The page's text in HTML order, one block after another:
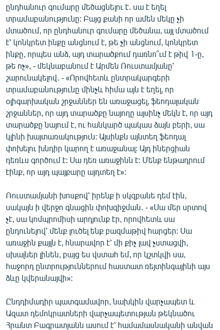
ընդհանուր գումարը մեծացնելու է․ սա է եղել
տրամաբանությունը: Բայց քանի որ ամեն մեկը չի
մտածում, որ ընդհանուր գումարը մեծանա, այլ մտածում
է՝ կոնկրետ ինքը անցնում է, թե չի անցնում, կոնկրետ
ինքը, որպես անձ, այդ տարածքում դառնո՞ւմ է թիվ 1-ը,
թե ոչ», - մեկնաբանում է Արմեն Ռուստամյանը՝
շարունակելով․ - «Որովհետև ընտրակարգերի
տրամաբանությունը մինչև հիմա այն է եղել, որ
օլիգարխական շրջաններ են առաջացել, ֆեոդալական
շրջաններ, որ այդ տարածքը նայողը այսինչ մեկն է, որ այդ
տարածքը նայում է, ու հանկարծ պակաս ձայն բերի, սա
կլինի խայտառակություն: Այսինքն այնտեղ ֆեոդալ
փոխելու խնդիր կարող է առաջանալ: Այդ իներցիան
դեռևս գործում է: Սա դեռ առաջինն է: Մենք ենթադրում
էինք, որ այդ պայքարը այդտեղ է»:
Ռուստամյանի խոսքով՝ իրենք ի սկզբանե դեմ էին,
սակայն ի վերջո գնացին փոխզիջման․ - «Սա մեր սրտով
չէ, սա կոմպրոմիսի արդյունք էր, որովհետև սա
ընդունելով՝ մենք լուծել ենք բազմաթիվ հարցեր: Սա
առաջին քայլն է, հնարավոր է՝ մի քիչ լավ չստացվի,
սխալներ լինեն, բայց ես վստահ եմ, որ կշտկվի սա,
հաջորդ ընտրություններում հաստատ ռեյտինգայինի այս
ձևը կվերանայվի»:
Ընդդիմադիր պատգամավոր, նախկին վարչապետ և
Ազատ դեմոկրատների վարչապետության թեկնածու
Հրանտ Բագրատյանն ասում է՝ համամասնականի անվան